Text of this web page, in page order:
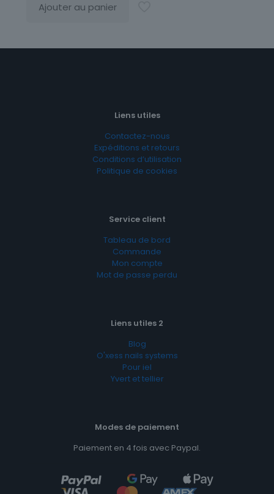
Ajouter au panier
Liens utiles
Contactez-nous
Expéditions et retours
Conditions d’utilisation
Politique de cookies
Service client
Tableau de bord
Commande
Mon compte
Mot de passe perdu
Liens utiles 2
Blog
O'xess nails systems
Pour iel
Yvert et tellier
Modes de paiement
Paiement en 4 fois avec Paypal.